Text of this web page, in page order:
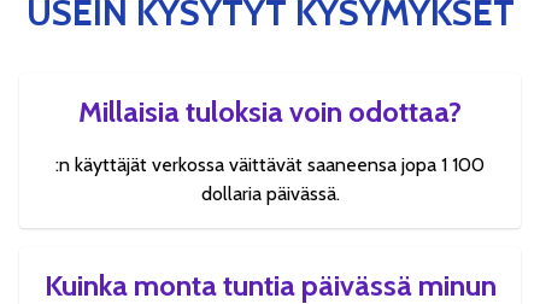
USEIN KYSYTYT KYSYMYKSET
Millaisia tuloksia voin odottaa?
:n käyttäjät verkossa väittävät saaneensa jopa 1 100
dollaria päivässä.
Kuinka monta tuntia päivässä minun